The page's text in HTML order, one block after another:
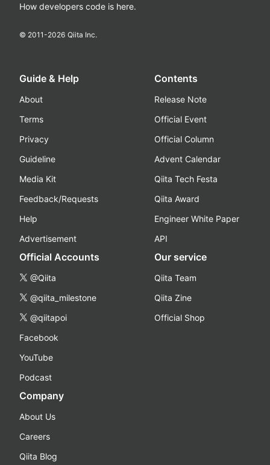
How developers code is here.
© 2011-2026 Qiita Inc.
Guide & Help
About
Terms
Privacy
Guideline
Media Kit
Feedback/Requests
Help
Advertisement
Contents
Release Note
Official Event
Official Column
Advent Calendar
Qiita Tech Festa
Qiita Award
Engineer White Paper
API
Official Accounts
@Qiita
@qiita_milestone
@qiitapoi
Facebook
YouTube
Podcast
Our service
Qiita Team
Qiita Zine
Official Shop
Company
About Us
Careers
Qiita Blog